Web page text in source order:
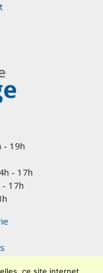
- 19h
- 17h
- 17h